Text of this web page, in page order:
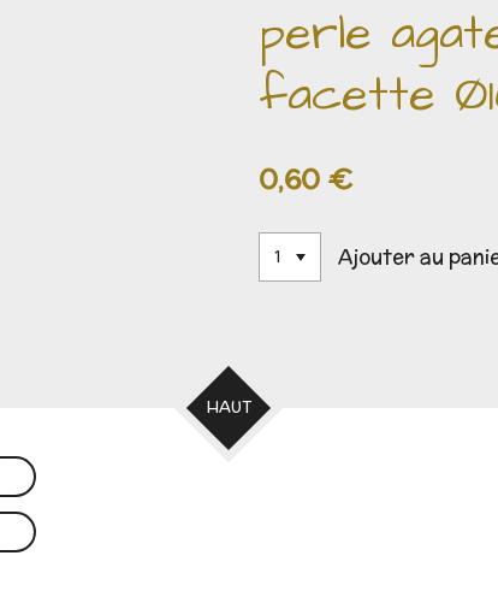
perle
facette
0,60 €
Ajouter au
HAUT